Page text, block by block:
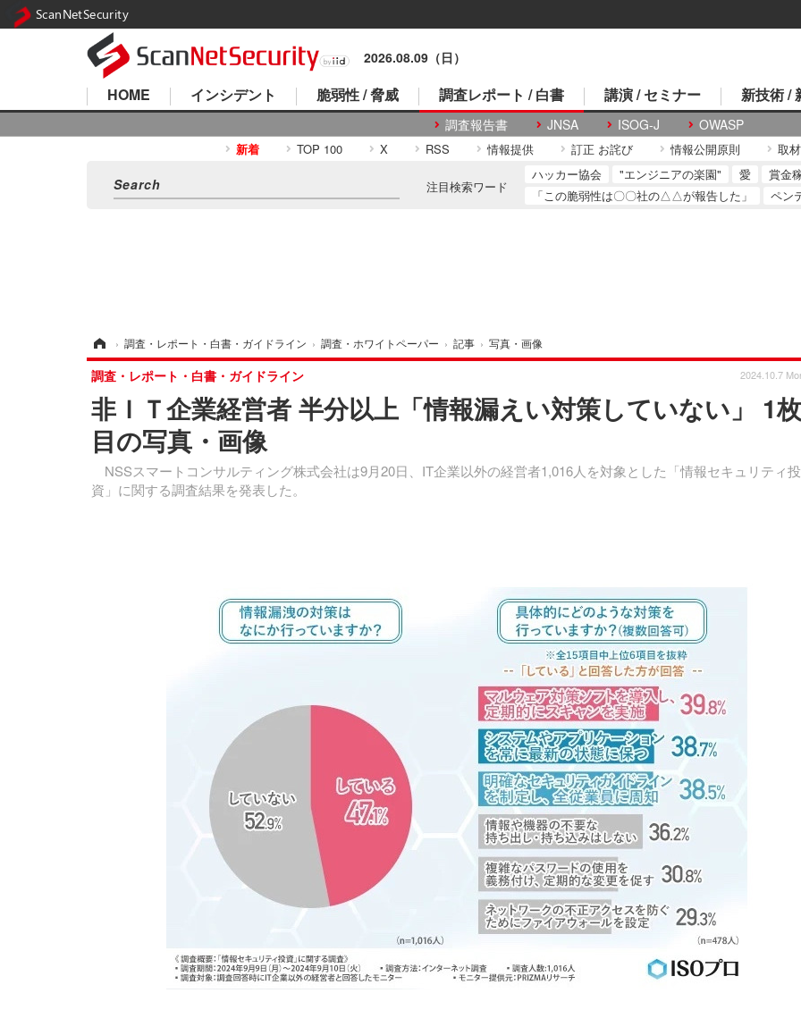
2026.08.09（日）
HOME インシデント 脆弱性 / 脅威 調査レポート / 白書
調査報告書 JNSA ISOG-J OWASP
講演 / セミナー 新技術 /
新着 TOP 100 X RSS 情報提供 訂正 お詫び 情報公開原則 取
注目検索ワード
ハッカー協会 "エンジニアの楽園" 愛 賞金
「この脆弱性は〇〇社の△△が報告した」
ペン
› 調査・レポート・白書・ガイドライン › 調査・ホワイトペーパー › 記事 › 写真・画像
非ＩＴ企業経営者 半分以上「情報漏えい対策していない」 1枚
目の写真・画像
NSSスマートコンサルティング株式会社は9月20日、IT企業以外の経営者1,016人を対象とした「情報セキュリティ投
資」に関する調査結果を発表した。
調査・レポート・白書・ガイドライン 2024.10.7
ScanNetSecurity